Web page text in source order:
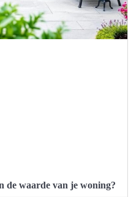
de waarde van je woning?